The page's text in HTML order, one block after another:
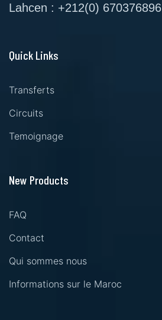
Lahcen : +212(0) 670376896
Quick Links
Transferts
Circuits
Temoignage
New Products
FAQ
Contact
Qui sommes nous
Informations sur le Maroc